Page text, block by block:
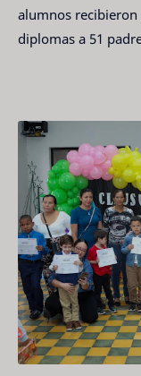
alumnos recibieron
diplomas a 51